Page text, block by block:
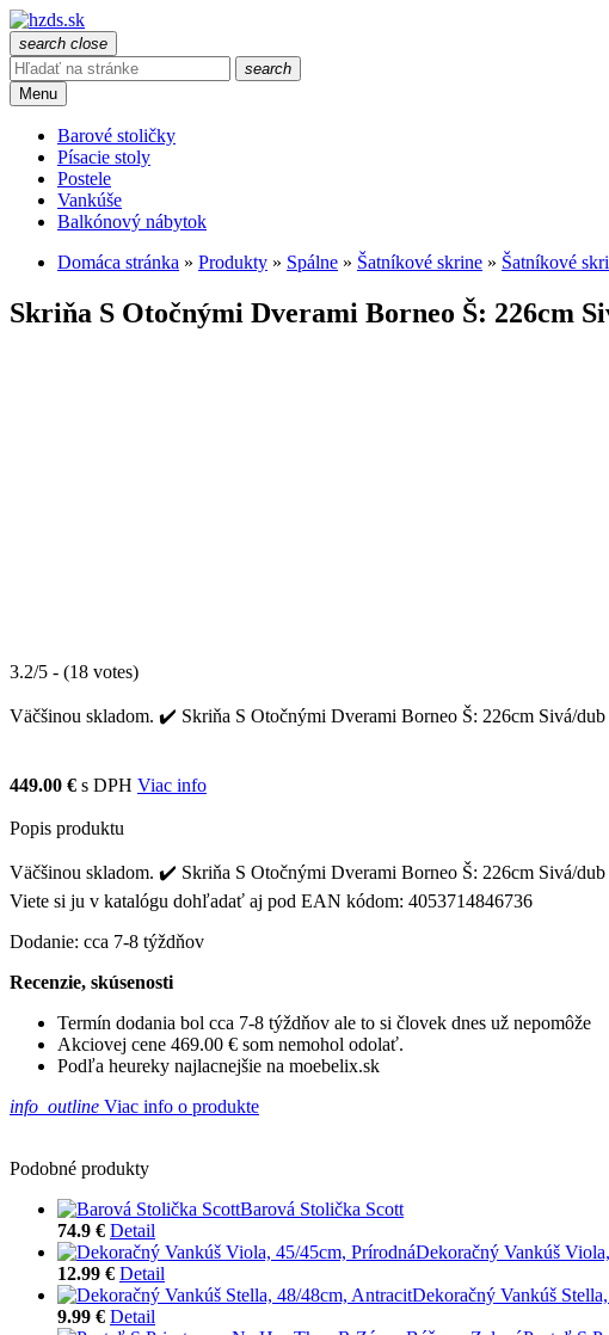
search close
search
Menu
Barové stoličky
Písacie stoly
Postele
Vankúše
Balkónový nábytok
Domáca stránka » Produkty » Spálne » Šatníkové skrine » Šatníkové
Skriňa S Otočnými Dverami Borneo Š: 226cm
3.2/5 - (18 votes)
Väčšinou skladom. ✔️ Skriňa S Otočnými Dverami Borneo Š: 226cm Sivá/dub
449.00 € s DPH Viac info
Popis produktu
Väčšinou skladom. ✔️ Skriňa S Otočnými Dverami Borneo Š: 226cm Sivá/dub
Viete si ju v katalógu dohľadať aj pod EAN kódom: 4053714846736
Dodanie: cca 7-8 týždňov
Recenzie, skúsenosti
Termín dodania bol cca 7-8 týždňov ale to si človek dnes už nepomôže
Akciovej cene 469.00 € som nemohol odolať.
Podľa heureky najlacnejšie na moebelix.sk
info_outline Viac info o produkte
Podobné produkty
Barová Stolička Scott
74.9 € Detail
Dekoračný Vankúš
12.99 € Detail
Dekoračný Vankúš
9.99 € Detail